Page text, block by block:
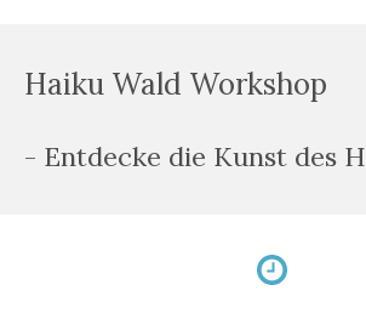
Haiku Wald Workshop
- Entdecke die Kunst des